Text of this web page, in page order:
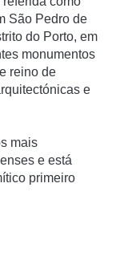
São Pedro de
do Porto, em
monumentos
reino de
e
mais
e está
primeiro